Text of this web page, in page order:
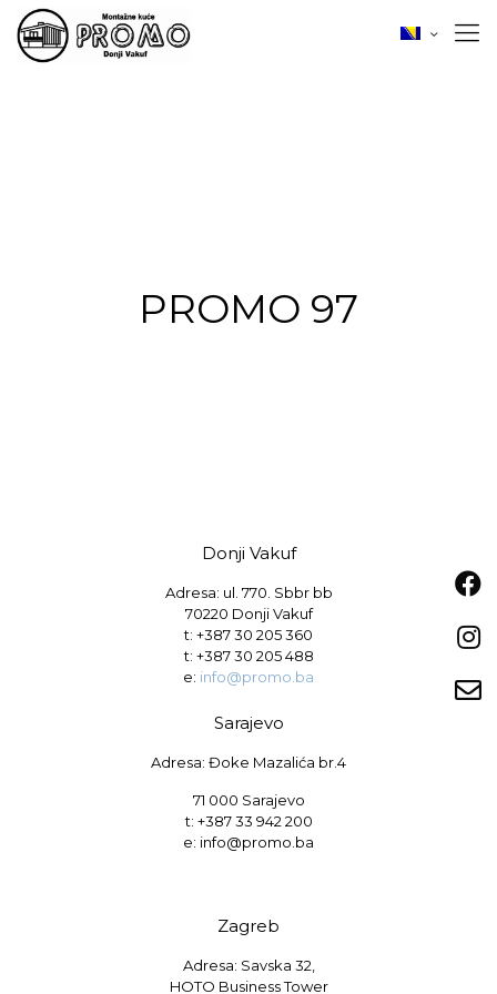
PROMO 97
Donji Vakuf
Adresa: ul. 770. Sbbr bb
70220 Donji Vakuf
t: +387 30 205 360
t: +387 30 205 488
e: info@promo.ba
Sarajevo
Adresa: Đoke Mazalića br.4
71 000 Sarajevo
t: +387 33 942 200
e: info@promo.ba
Zagreb
Adresa: Savska 32,
HOTO Business Tower